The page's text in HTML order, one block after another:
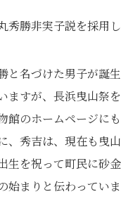
勝非実子説を採用し
と名づけた男子が誕
すが、長浜曳山祭
のホームページに
、秀吉は、現在も曳
生を祝って町民に砂
まりと伝わっていま